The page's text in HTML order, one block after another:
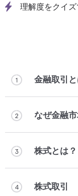
理解度をクイ
1 金融取引と
2 なぜ金融
3 株式とは？
4 株式取引